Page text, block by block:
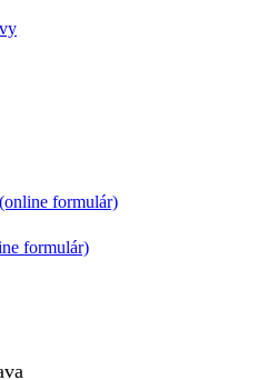
formulár)
formulár)